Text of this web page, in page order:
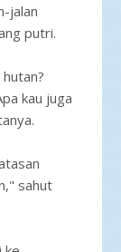
jalan
putri.
kau juga
sahut